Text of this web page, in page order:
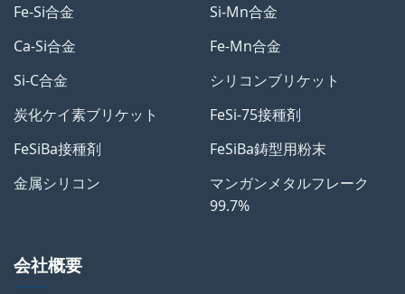
Fe-Si合金
Si-Mn合金
Ca-Si合金
Fe-Mn合金
Si-C合金
シリコンブリケット
炭化ケイ素ブリケット
FeSi-75接種剤
FeSiBa接種剤
FeSiBa鋳型用粉末
金属シリコン
マンガンメタルフレーク
99.7%
会社概要